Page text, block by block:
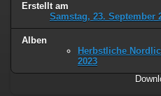
Erstellt am
Samstag, 23. September
Alben
Herbstliche
2023